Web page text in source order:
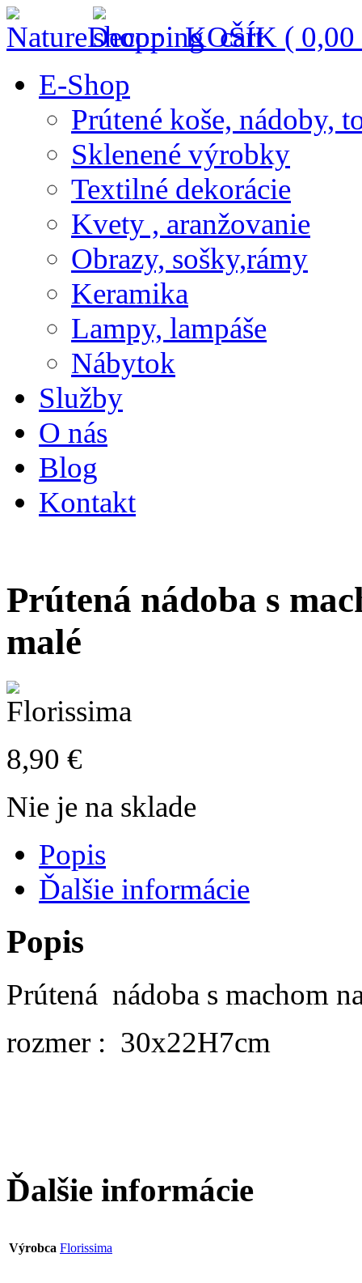
KOŠÍK ( 0,00
E-Shop
Prútené koše, nádoby,
Sklenené výrobky
Textilné dekorácie
Kvety , aranžovanie
Obrazy, sošky,rámy
Keramika
Lampy, lampáše
Nábytok
Služby
O nás
Blog
Kontakt
Prútená nádoba s
malé
8,90 €
Nie je na sklade
Popis
Ďalšie informácie
Popis
Prútená nádoba s machom
rozmer : 30x22H7cm
Ďalšie informácie
Výrobca Florissima